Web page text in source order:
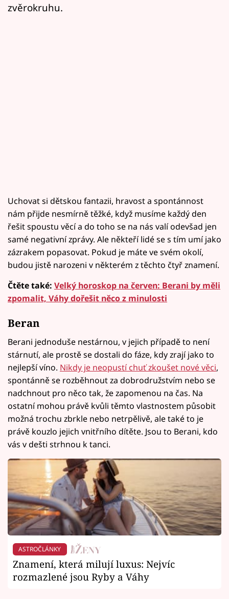
zvěrokruhu.
Uchovat si dětskou fantazii, hravost a spontánnost
nám přijde nesmírně těžké, když musíme každý den
řešit spoustu věcí a do toho se na nás valí odevšad jen
samé negativní zprávy. Ale někteří lidé se s tím umí jako
zázrakem popasovat. Pokud je máte ve svém okolí,
budou jistě narozeni v některém z těchto čtyř znamení.
Čtěte také: Velký horoskop na červen: Berani by měli
zpomalit, Váhy dořešit něco z minulosti
Beran
Berani jednoduše nestárnou, v jejich případě to není
stárnutí, ale prostě se dostali do fáze, kdy zrají jako to
nejlepší víno. Nikdy je neopustí chuť zkoušet nové věci,
spontánně se rozběhnout za dobrodružstvím nebo se
nadchnout pro něco tak, že zapomenou na čas. Na
ostatní mohou právě kvůli těmto vlastnostem působit
možná trochu zbrkle nebo netrpělivě, ale také to je
právě kouzlo jejich vnitřního dítěte. Jsou to Berani, kdo
vás v dešti strhnou k tanci.
ASTROČLÁNKY
Znamení, která milují luxus: Nejvíc
rozmazlené jsou Ryby a Váhy